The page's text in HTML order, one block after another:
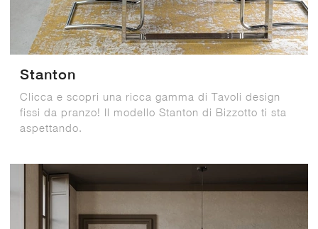
Stanton
Clicca e scopri una ricca gamma di Tavoli design
fissi da pranzo! Il modello Stanton di Bizzotto ti sta
aspettando.